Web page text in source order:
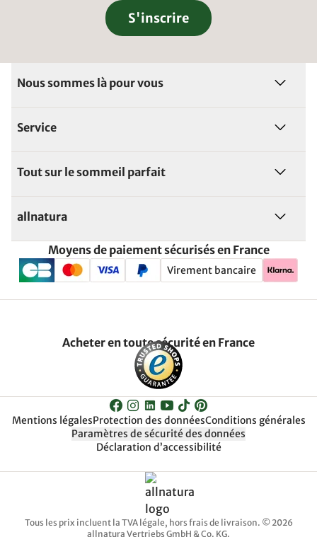
S'inscrire
Nous sommes là pour vous
Service
Tout sur le sommeil parfait
allnatura
Moyens de paiement sécurisés en France
Virement bancaire
Acheter en toute sécurité en France
Mentions légalesProtection des donnéesConditions générales
Paramètres de sécurité des données
Déclaration d’accessibilité
Tous les prix incluent la TVA légale, hors frais de livraison. © 2026
allnatura Vertriebs GmbH & Co. KG.